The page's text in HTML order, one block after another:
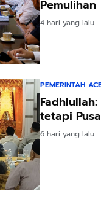
Pemulihan
4 hari yang lalu
PEMERINTAH
tetapi
6 hari yang lalu